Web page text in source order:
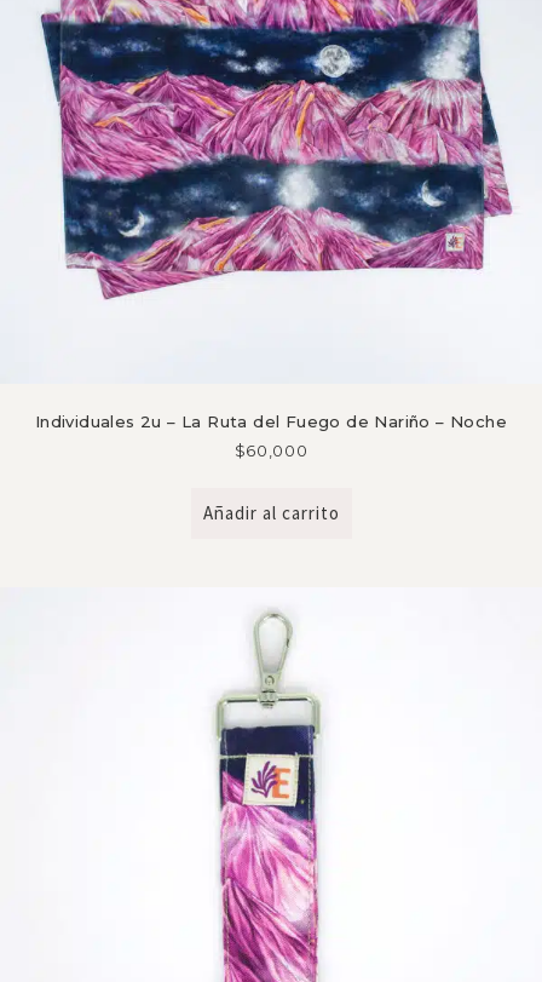
Individuales 2u – La Ruta del Fuego de Nariño – Noche
$60,000
Añadir al carrito